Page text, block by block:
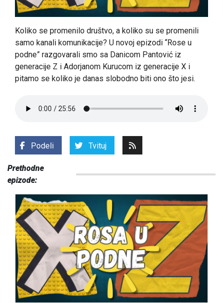
Koliko se promenilo društvo, a koliko su se promenili
samo kanali komunikacije? U novoj epizodi “Rose u
podne” razgovarali smo sa Danicom Pantović iz
generacije Z i Adorjanom Kurucom iz generacije X i
pitamo se koliko je danas slobodno biti ono što jesi.
Podeli Tvituj
Prethodne
epizode: